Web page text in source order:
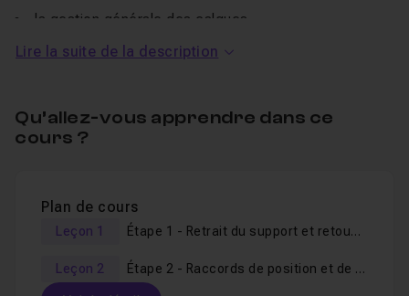
la gestion générale des calques
ou encore l'utilisation du tampon.
ce type de composition vous intéresse, alors je vous
invite vivement à suivre le pack "
lequel je détaille plus précisément les outils employés
afin de vous constituer des bases solides pour les
Vous pourrez, si nécessaire, utiliser l'espace d'entraide
Lire la suite de la description
Qu’allez-vous apprendre dans ce
cours ?
Plan de cours
Leçon 1 Étape 1 - Retrait du support et retouche personnage
Leçon 2 Étape 2 - Raccords de position et de luminosité, ajout d'ombre et conclusion